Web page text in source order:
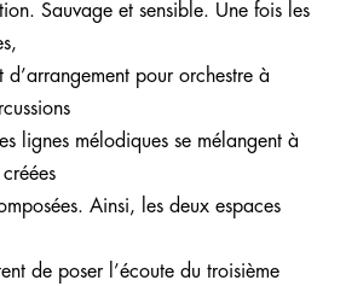
Sauvage et sensible. Une fois les
d’arrangement pour orchestre à
lignes mélodiques se mélangent à
Ainsi, les deux espaces
de poser l’écoute du troisième